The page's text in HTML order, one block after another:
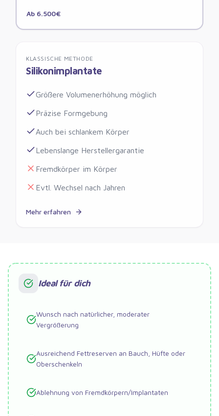
Ab 6.500€
KLASSISCHE METHODE
Silikonimplantate
Größere Volumenerhöhung möglich
Präzise Formgebung
Auch bei schlankem Körper
Lebenslange Herstellergarantie
Fremdkörper im Körper
Evtl. Wechsel nach Jahren
Mehr erfahren
Ideal für dich
Wunsch nach natürlicher, moderater
Vergrößerung
Ausreichend Fettreserven an Bauch, Hüfte oder
Oberschenkeln
Ablehnung von Fremdkörpern/Implantaten